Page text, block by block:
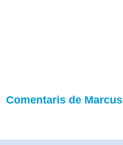
Comentaris de Marcus